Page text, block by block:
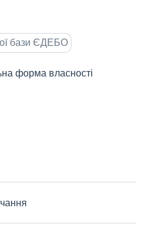
бази ЄДЕБО
форма власності